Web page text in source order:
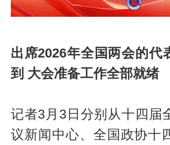
出席2026年全国两会的代
到 大会准备工作全部就绪
记者3月3日分别从十四届
议新闻中心、全国政协十